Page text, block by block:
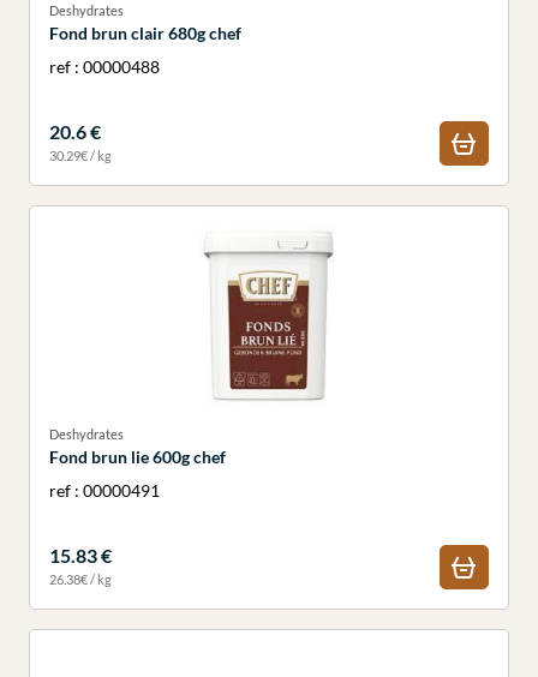
Deshydrates
Fond brun clair 680g chef
ref : 00000488
20.6 €
30.29€ / kg
Deshydrates
Fond brun lie 600g chef
ref : 00000491
15.83 €
26.38€ / kg